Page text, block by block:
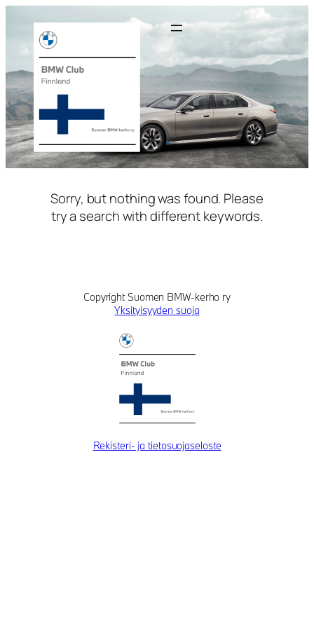
sisältöön
Sorry, but nothing was found. Please
try a search with different keywords.
Copyright Suomen BMW-kerho ry
Yksityisyyden suoja
Rekisteri- ja tietosuojaseloste